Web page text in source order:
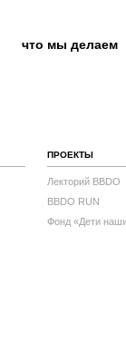
что мы делаем
ПРОЕКТЫ
Лекторий BBDO
BBDO RUN
Фонд «Дети